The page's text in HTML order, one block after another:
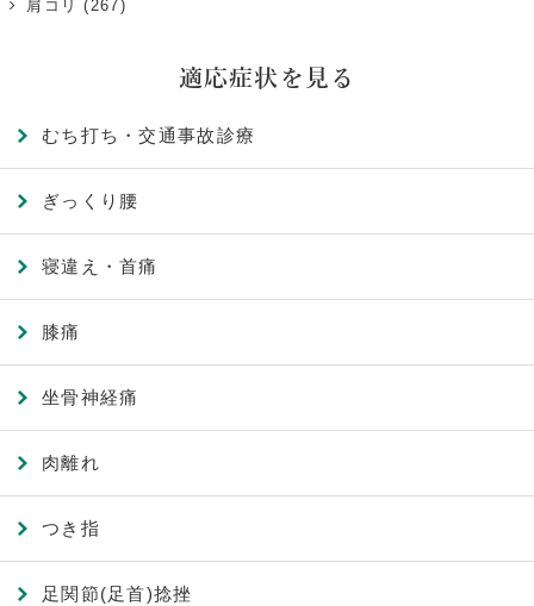
肩コリ (267)
適応症状を見る
むち打ち・交通事故診療
ぎっくり腰
寝違え・首痛
膝痛
坐骨神経痛
肉離れ
つき指
足関節(足首)捻挫